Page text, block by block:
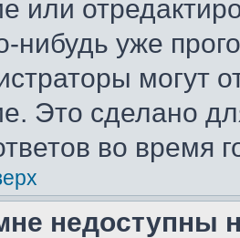
или
нибудь уже
могут
Это сделано
во время
недоступны